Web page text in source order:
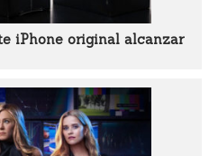
iPhone original alcanzar